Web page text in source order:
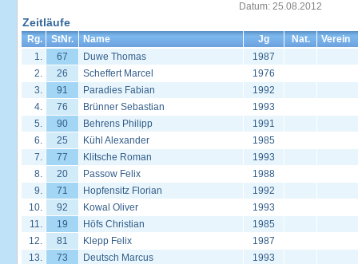
Datum: 25.08.2012
Zeitläufe
Rg. StNr. Name Jg Nat.
Verein
1.
67 Duwe Thomas
1987
2.
26 Scheffert Marcel
1976
3.
91 Paradies Fabian
1992
4.
76 Brünner Sebastian
1993
5.
90 Behrens Philipp
1991
6.
25 Kühl Alexander
1985
7.
77 Klitsche Roman
1993
8.
20 Passow Felix
1988
9.
71 Hopfensitz Florian
1992
10.
92 Kowal Oliver
1993
11.
19 Höfs Christian
1985
12.
81 Klepp Felix
1987
13.
73 Deutsch Marcus
1993